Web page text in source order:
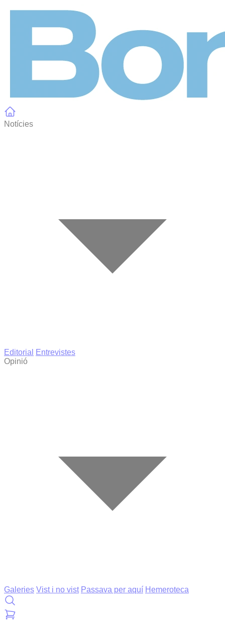
Notícies
Editorial
Entrevistes
Opinió
Galeries Vist i no vist Passava per aquí Hemeroteca